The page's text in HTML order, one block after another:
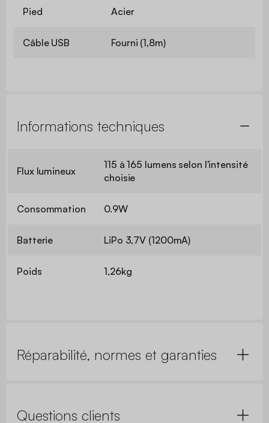
Pied Acier
Câble USB Fourni (1,8m)
Informations techniques
Flux lumineux
115 à 165 lumens selon l'intensité
choisie
Consommation 0.9W
Batterie LiPo 3,7V (1200mA)
Poids 1,26kg
Réparabilité, normes et garanties
Questions clients